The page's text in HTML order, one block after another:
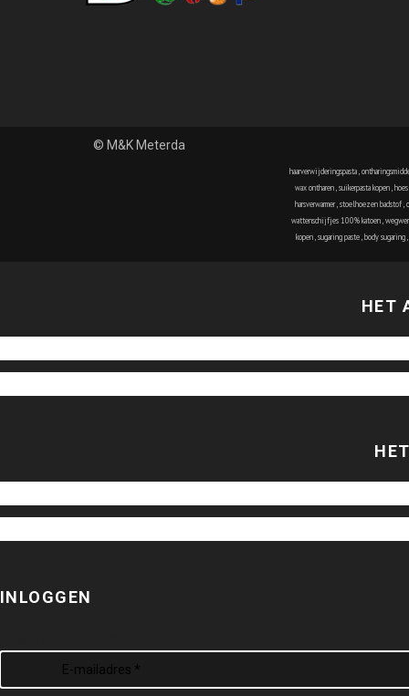
© M&K Meterda
haarverwijderingspasta,
wax ontharen,suikerpasta kopen,
harsverwarmer,stoelhoezen badstof,
wattenschijfjes 100% katoen,
kopen,sugaring paste,body sugaring,
HET
INLOGGEN